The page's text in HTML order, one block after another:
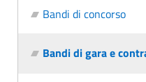
Bandi di concorso
Bandi di gara e